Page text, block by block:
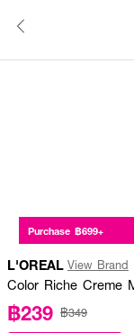
Purchase ฿699+
L'OREAL View Brand
Color Riche Creme
฿239 ฿349